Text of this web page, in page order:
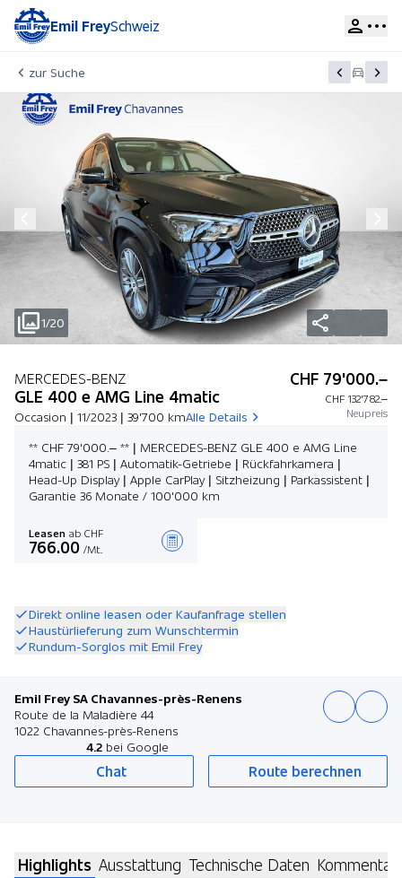
Emil FreySchweiz
zur Suche
1/20
MERCEDES-BENZ
GLE 400 e AMG Line 4matic
Occasion | 11/2023 | 39'700 kmAlle Details
CHF 79'000.–
CHF 132'782.–
Neupreis
** CHF 79'000.– ** | MERCEDES-BENZ GLE 400 e AMG Line
4matic | 381 PS | Automatik-Getriebe | Rückfahrkamera |
Head-Up Display | Apple CarPlay | Sitzheizung | Parkassistent |
Garantie 36 Monate / 100'000 km
Leasen ab CHF
766.00 /Mt.
Direkt online leasen oder Kaufanfrage stellen
Haustürlieferung zum Wunschtermin
Rundum-Sorglos mit Emil Frey
Emil Frey SA Chavannes-près-Renens
Route de la Maladière 44
1022 Chavannes-près-Renens
4.2 bei Google
Chat Route berechnen
Highlights Ausstattung Technische Daten Kommentar